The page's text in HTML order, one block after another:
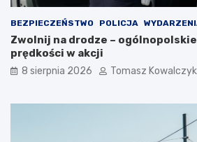
t
o
s
i
m
c
i
e
BEZPIECZEŃSTWO POLICJA
Zwolnij na drodze –
prędkości w akcji
8 sierpnia 2026 Tomasz Kowalczyk